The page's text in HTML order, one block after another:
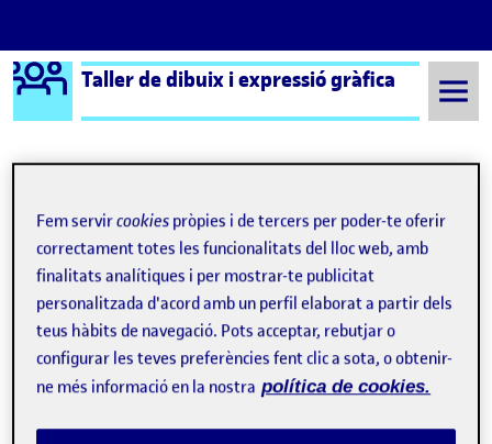
Saltar al contingut
Logo Ágora
Taller de dibuix i expressió gràfica
Semestre 20221 - Aula 1 20 Octubre, 2022
20 Octubre, 2022
Publicat perPAC 1 primer lliurament parcial
Publicat per
Gemma Miranda Galindo
Visibilitat:
Públic-Data de publicació
20 Oct. 202224 octubre, 2022 4:52 pm
-7 comentarisa PAC 1 primer lliurament parcial
Fem servircookies pròpies i de tercers per poder-te oferir
correctament totes les funcionalitats del lloc web, amb
finalitats analítiques i per mostrar-te publicitat
personalitzada d'acord amb un perfil elaborat a partir dels
teus hàbits de navegació. Pots acceptar, rebutjar o
configurar les teves preferències fent clic a sota, o obtenir-
ne més informació en la nostra política de cookies.